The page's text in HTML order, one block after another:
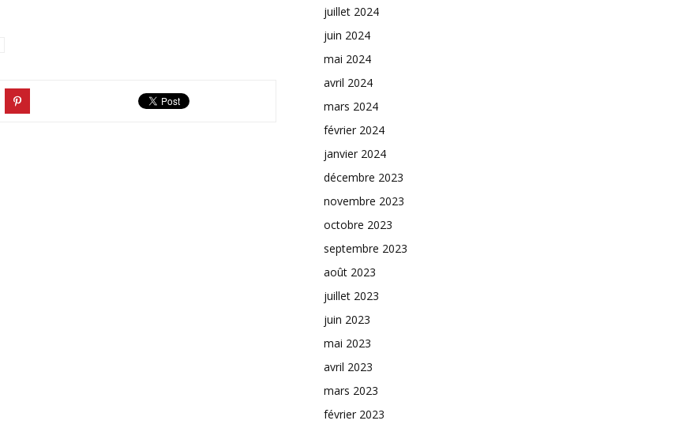
juillet 2024
juin 2024
mai 2024
avril 2024
mars 2024
février 2024
janvier 2024
décembre 2023
novembre 2023
octobre 2023
septembre 2023
août 2023
juillet 2023
juin 2023
mai 2023
avril 2023
mars 2023
février 2023